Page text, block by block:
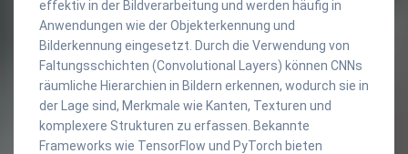
effektiv in der Bildverarbeitung und werden häufig in
Anwendungen wie der Objekterkennung und
Bilderkennung eingesetzt. Durch die Verwendung von
Faltungsschichten (Convolutional Layers) können CNNs
räumliche Hierarchien in Bildern erkennen, wodurch sie in
der Lage sind, Merkmale wie Kanten, Texturen und
komplexere Strukturen zu erfassen. Bekannte
Frameworks wie TensorFlow und PyTorch bieten